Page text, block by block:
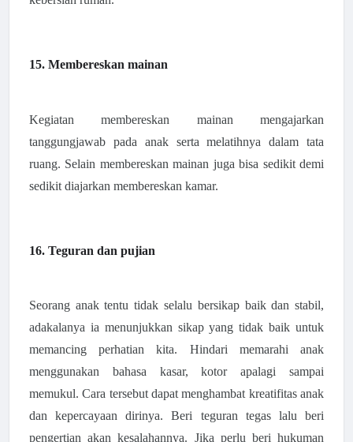
15. Membereskan mainan
Kegiatan membereskan mainan mengajarkan
tanggungjawab pada anak serta melatihnya dalam tata
ruang. Selain membereskan mainan juga bisa sedikit demi
sedikit diajarkan membereskan kamar.
16. Teguran dan pujian
Seorang anak tentu tidak selalu bersikap baik dan stabil,
adakalanya ia menunjukkan sikap yang tidak baik untuk
memancing perhatian kita. Hindari memarahi anak
menggunakan bahasa kasar, kotor apalagi sampai
memukul. Cara tersebut dapat menghambat kreatifitas anak
dan kepercayaan dirinya. Beri teguran tegas lalu beri
pengertian akan kesalahannya. Jika perlu beri hukuman